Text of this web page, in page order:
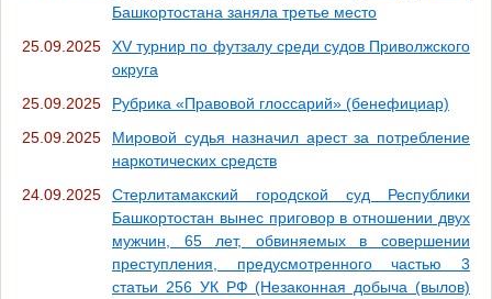
Башкортостана заняла третье место
25.09.2025
XV турнир по футзалу среди судов Приволжского
округа
25.09.2025
Рубрика «Правовой глоссарий» (бенефициар)
25.09.2025
Мировой судья назначил арест за потребление
наркотических средств
24.09.2025
Стерлитамакский городской суд Республики
Башкортостан вынес приговор в отношении двух
мужчин, 65 лет, обвиняемых в совершении
преступления, предусмотренного частью 3
статьи 256 УК РФ (Незаконная добыча (вылов)